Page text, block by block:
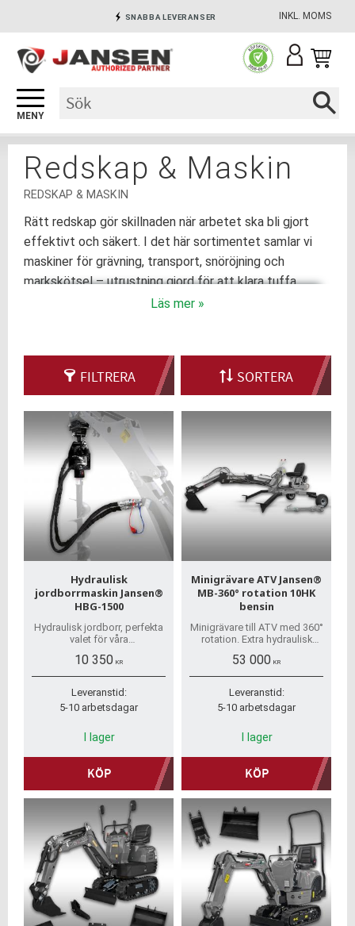
Meny
INKL. MOMS
SNABBA LEVERANSER
SÄKRA BETALNINGAR
Redskap & Maskin
REDSKAP & MASKIN
Rätt redskap gör skillnaden när arbetet ska bli gjort
effektivt och säkert. I det här sortimentet samlar vi
maskiner för grävning, transport, snöröjning och
markskötsel – utrustning gjord för att klara tuffa
förhållanden och regelbunden användning. Oavsett om
FILTRERA SORTERA
Hydraulisk
jordborrmaskin Jansen®
HBG-1500
Hydraulisk jordborr, perfekta
valet för våra
hydrauliska borrar med
storleken 150 till 600mm
finns att köpa till i
webbutiken.
10 350 KR
Leveranstid:
5-10 arbetsdagar
I lager
KÖP
Minigrävare ATV Jansen®
MB-360° rotation 10HK
bensin
Minigrävare till ATV med 360°
rotation. Extra hydraulisk
arm. Snabb leverans hem till
dörren, inklusive avlastning
53 000 KR
Leveranstid:
5-10 arbetsdagar
I lager
KÖP